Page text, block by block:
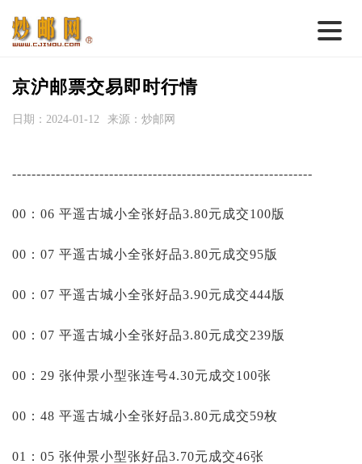
首 页
名家综述
热点话题
新品预告
集藏资讯
投资论坛
京沪邮票交易即时行情
日期：2024-01-12 来源：炒邮网
--------------------------------------------------------------
00：06 平遥古城小全张好品3.80元成交100版
00：07 平遥古城小全张好品3.80元成交95版
00：07 平遥古城小全张好品3.90元成交444版
00：07 平遥古城小全张好品3.80元成交239版
00：29 张仲景小型张连号4.30元成交100张
00：48 平遥古城小全张好品3.80元成交59枚
01：05 张仲景小型张好品3.70元成交46张